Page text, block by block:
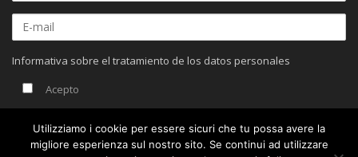
Informativa sobre el tratamiento de los datos personales
Acepto
Utilizziamo i cookie per essere sicuri che tu possa avere la
migliore esperienza sul nostro sito. Se continui ad utilizzare